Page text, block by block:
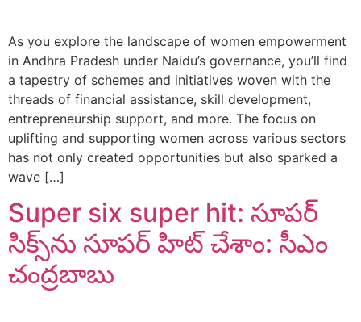
As you explore the landscape of women empowerment
in Andhra Pradesh under Naidu’s governance, you’ll find
a tapestry of schemes and initiatives woven with the
threads of financial assistance, skill development,
entrepreneurship support, and more. The focus on
uplifting and supporting women across various sectors
has not only created opportunities but also sparked a
wave […]
Super six super hit: సూపర్
సిక్స్‌ను సూపర్ హిట్ చేశాం: సీఎం
చంద్రబాబు